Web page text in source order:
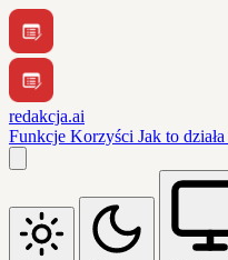
redakcja.ai
Funkcje Korzyści Jak to działa